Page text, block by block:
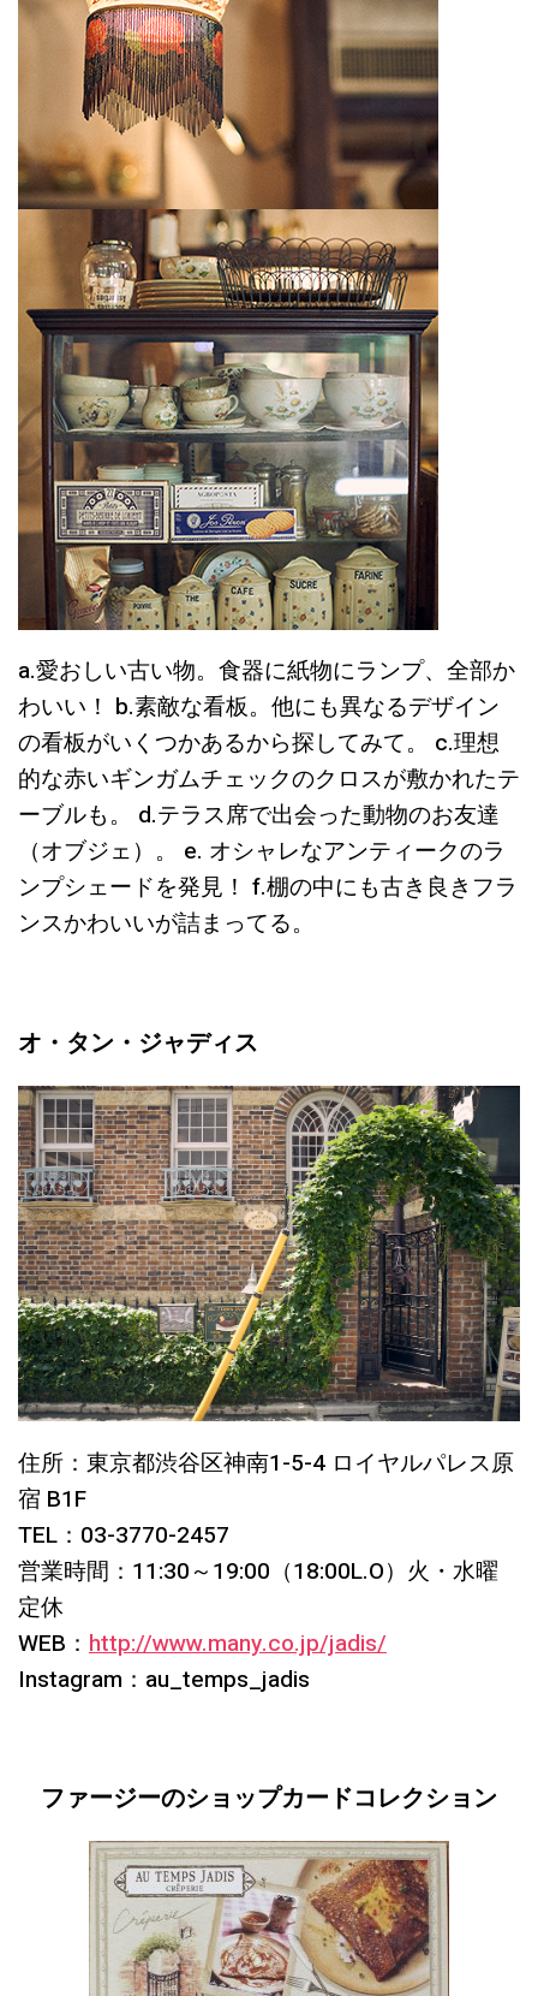
a.愛おしい古い物。食器に紙物にランプ、全部か
わいい！ b.素敵な看板。他にも異なるデザイン
の看板がいくつかあるから探してみて。 c.理想
的な赤いギンガムチェックのクロスが敷かれたテ
ーブルも。 d.テラス席で出会った動物のお友達
（オブジェ）。 e. オシャレなアンティークのラ
ンプシェードを発見！ f.棚の中にも古き良きフラ
ンスかわいいが詰まってる。
オ・タン・ジャディス
住所：東京都渋谷区神南1-5-4 ロイヤルパレス原
宿 B1F
TEL：03-3770-2457
営業時間：11:30～19:00（18:00L.O）火・水曜
定休
WEB： http://www.many.co.jp/jadis/
Instagram：au_temps_jadis
ファージーのショップカードコレクション